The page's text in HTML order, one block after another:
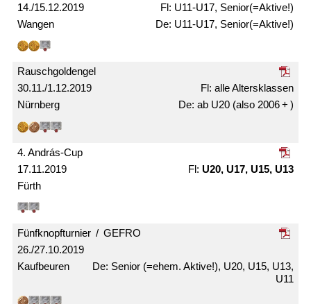
14./15.12.2019
Wangen
U11-U17, Senior(=Aktive!)
U11-U17, Senior(=Aktive!)
30.11./1.12.2019
Rausch­gold­engel
Nürnberg
alle Alters­klassen
ab U20 (also 2006 + )
17.11.2019
4. András-Cup
Fürth
U20, U17, U15, U13
26./27.10.2019
Fünfknopf­­turnier / GEFRO
Kaufbeuren
Senior (=ehem. Aktive!), U20, U15, U13,
U11